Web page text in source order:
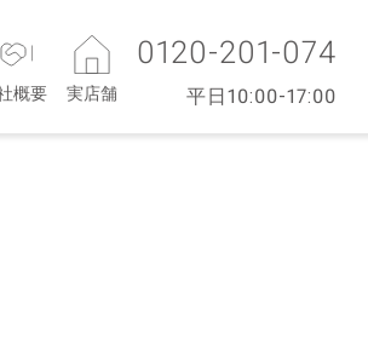
概要 実店舗
0120-201-074
平日10:00-17:00